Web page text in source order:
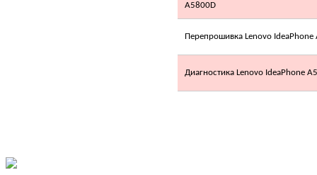
A5800D
Перепрошивка Lenovo IdeaPhone
Диагностика Lenovo IdeaPhone